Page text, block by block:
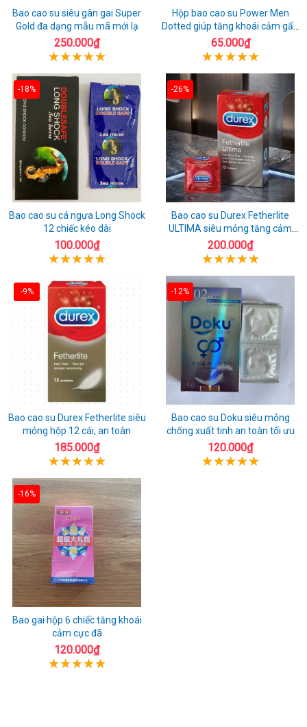
Bao cao su siêu gân gai Super
Gold đa dạng mẫu mã mới lạ
250.000₫
Hộp bao cao su Power Men
Dotted giúp tăng khoái cảm gấp
đôi
65.000₫
-18%
Bao cao su cá ngựa Long Shock
12 chiếc kéo dài
100.000₫
-26%
Bao cao su Durex Fetherlite
ULTIMA siêu mỏng tăng cảm
giác
200.000₫
-9%
Bao cao su Durex Fetherlite siêu
mỏng hộp 12 cái, an toàn
185.000₫
-12%
Bao cao su Doku siêu mỏng
chống xuất tinh an toàn tối ưu
120.000₫
-16%
Bao gai hộp 6 chiếc tăng khoái
cảm cực đã
120.000₫